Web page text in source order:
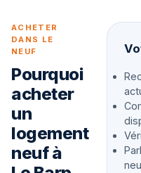
ACHETER
DANS LE
NEUF
Pourquoi
acheter
un
logement
neuf à